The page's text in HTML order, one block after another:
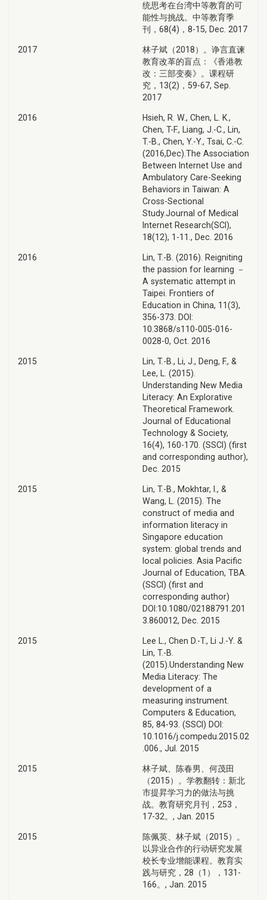
统思考在台湾中等教育的可
能性与挑战。中等教育季
刊，68(4)，8-15, Dec. 2017
2017
林子斌（2018）。诤言直谏
教育改革的盲点：《香港教
改：三部变奏》。课程研
究，13(2)，59-67, Sep.
2017
2016
Hsieh, R. W., Chen, L. K.,
Chen, T-F., Liang, J.-C., Lin,
T.-B., Chen, Y.-Y., Tsai, C.-C.
(2016,Dec).The Association
Between Internet Use and
Ambulatory Care-Seeking
Behaviors in Taiwan: A
Cross-Sectional
Study.Journal of Medical
Internet Research(SCI),
18(12), 1-11., Dec. 2016
2016
Lin, T.-B. (2016). Reigniting
the passion for learning －
A systematic attempt in
Taipei. Frontiers of
Education in China, 11(3),
356-373. DOI:
10.3868/s110-005-016-
0028-0, Oct. 2016
2015
Lin, T.-B., Li, J., Deng, F., &
Lee, L. (2015).
Understanding New Media
Literacy: An Explorative
Theoretical Framework.
Journal of Educational
Technology & Society,
16(4), 160-170. (SSCI) (first
and corresponding author),
Dec. 2015
2015
Lin, T.-B., Mokhtar, I., &
Wang, L. (2015). The
construct of media and
information literacy in
Singapore education
system: global trends and
local policies. Asia Pacific
Journal of Education, TBA.
(SSCI) (first and
corresponding author)
DOI:10.1080/02188791.201
3.860012, Dec. 2015
2015
Lee L., Chen D.-T., Li J.-Y. &
Lin, T.-B.
(2015).Understanding New
Media Literacy: The
development of a
measuring instrument.
Computers & Education,
85, 84-93. (SSCI) DOI:
10.1016/j.compedu.2015.02
.006., Jul. 2015
2015
林子斌、陈春男、何茂田
（2015）。学教翻转：新北
市提昇学习力的做法与挑
战。教育研究月刊，253，
17-32。, Jan. 2015
2015
陈佩英、林子斌（2015）。
以异业合作的行动研究发展
校长专业增能课程。教育实
践与研究，28（1），131-
166。, Jan. 2015